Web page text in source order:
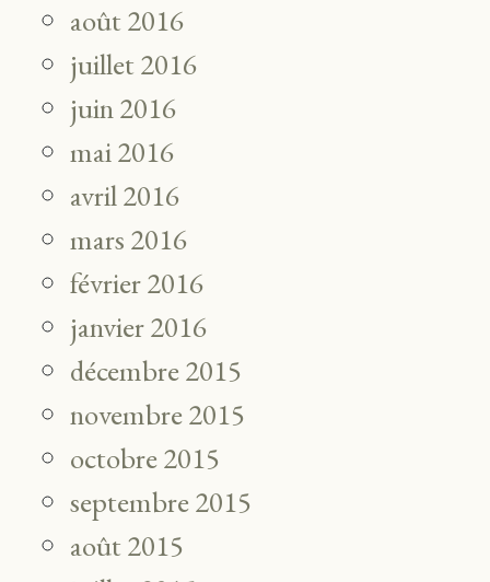
août 2016
juillet 2016
juin 2016
mai 2016
avril 2016
mars 2016
février 2016
janvier 2016
décembre 2015
novembre 2015
octobre 2015
septembre 2015
août 2015